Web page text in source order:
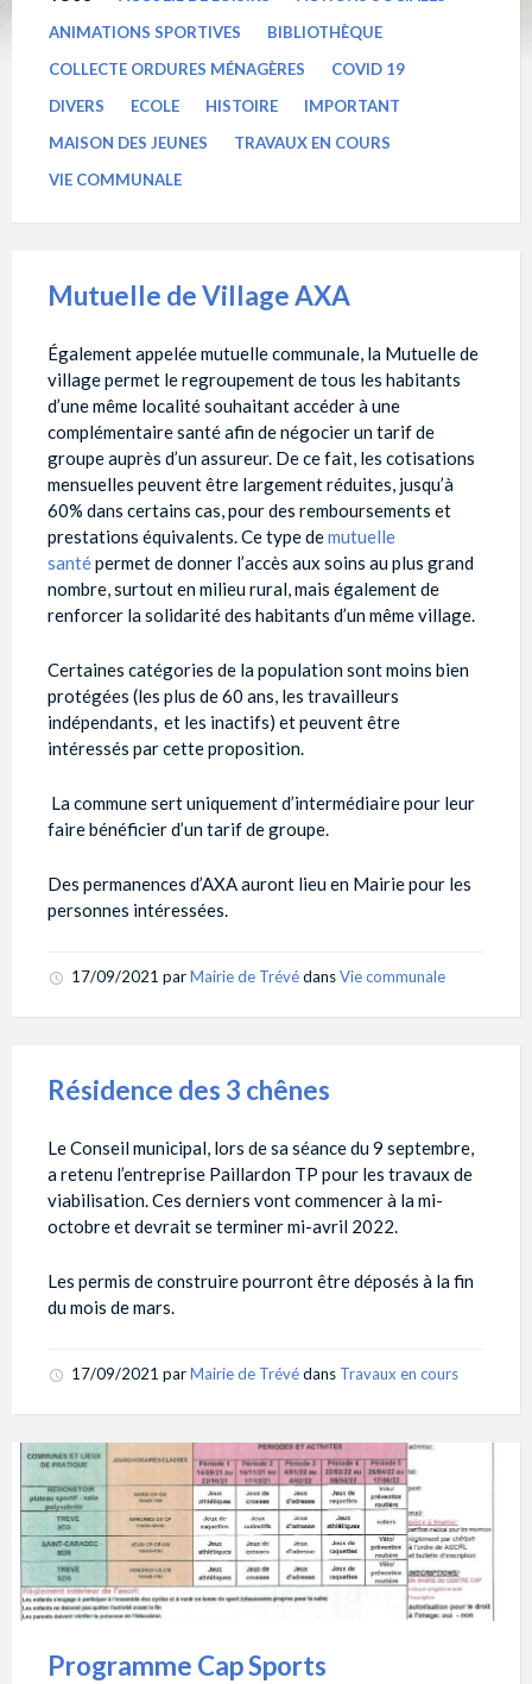
ANIMATIONS SPORTIVES
BIBLIOTHÈQUE
COLLECTE ORDURES MÉNAGÈRES
COVID 19
DIVERS
ECOLE HISTOIRE
IMPORTANT
MAISON DES JEUNES
TRAVAUX EN COURS
VIE COMMUNALE
Mutuelle de Village AXA
Également appelée mutuelle communale, la Mutuelle de
village permet le regroupement de tous les habitants
d’une même localité souhaitant accéder à une
complémentaire santé afin de négocier un tarif de
groupe auprès d’un assureur. De ce fait, les cotisations
mensuelles peuvent être largement réduites, jusqu’à
60% dans certains cas, pour des remboursements et
prestations équivalents. Ce type demutuelle
santépermet de donner l’accès aux soins au plus grand
nombre, surtout en milieu rural, mais également de
renforcer la solidarité des habitants d’un même village.
Certaines catégories de la population sont moins bien
protégées (les plus de 60 ans, les travailleurs
indépendants, et les inactifs) et peuvent être
intéressés par cette proposition.
La commune sert uniquement d’intermédiaire pour leur
faire bénéficier d’un tarif de groupe.
Des permanences d’AXA auront lieu en Mairie pour les
personnes intéressées.
17/09/2021 parMairie de TrévédansVie communale
Résidence des 3 chênes
Le Conseil municipal, lors de sa séance du 9 septembre,
a retenu l’entreprise Paillardon TP pour les travaux de
viabilisation. Ces derniers vont commencer à la mi-
octobre et devrait se terminer mi-avril 2022.
Les permis de construire pourront être déposés à la fin
du mois de mars.
17/09/2021 parMairie de Trévédans Travaux en cours
Programme Cap Sports